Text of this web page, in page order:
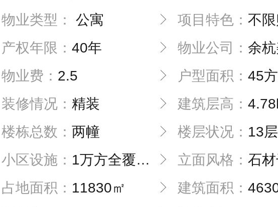
物业类型：
公寓 项目特色： 不
产权年限： 40年 物业公司： 余杭美好
物业费： 2.5 户型面积： 45方
装修情况： 精装 建筑层高： 4.78loft公
楼栋总数： 两幢 楼层状况： 13层（1-2层
小区设施： 1万方全覆盖屋顶花园、自身商业一体化 立面风格： 石材干挂，真石
占地面积： 11830㎡ 建筑面积：